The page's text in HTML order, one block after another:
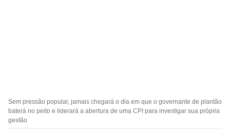
Sem pressão popular, jamais chegará o dia em que o governante de plantão
baterá no peito e liderará a abertura de uma CPI para investigar sua própria
gestão